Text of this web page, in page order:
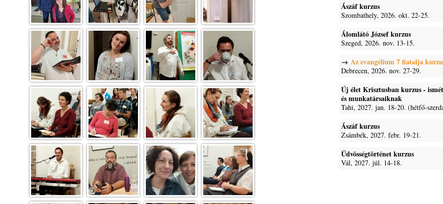
Ászáf kurzus
Szombathely, 2026. okt. 22-25.
Álomlátó József kurzus
Szeged, 2026. nov. 13-15.
Az evangélium 7 fiatalja
Debrecen, 2026. nov. 27-29.
Új élet Krisztusban kurzus -
és munkatársaiknak
Tahi, 2027. jan. 18-20. (hétfő-
Ászáf kurzus
Zsámbék, 2027. febr. 19-21.
Üdvösségtörténet kurzus
Vál, 2027. júl. 14-18.